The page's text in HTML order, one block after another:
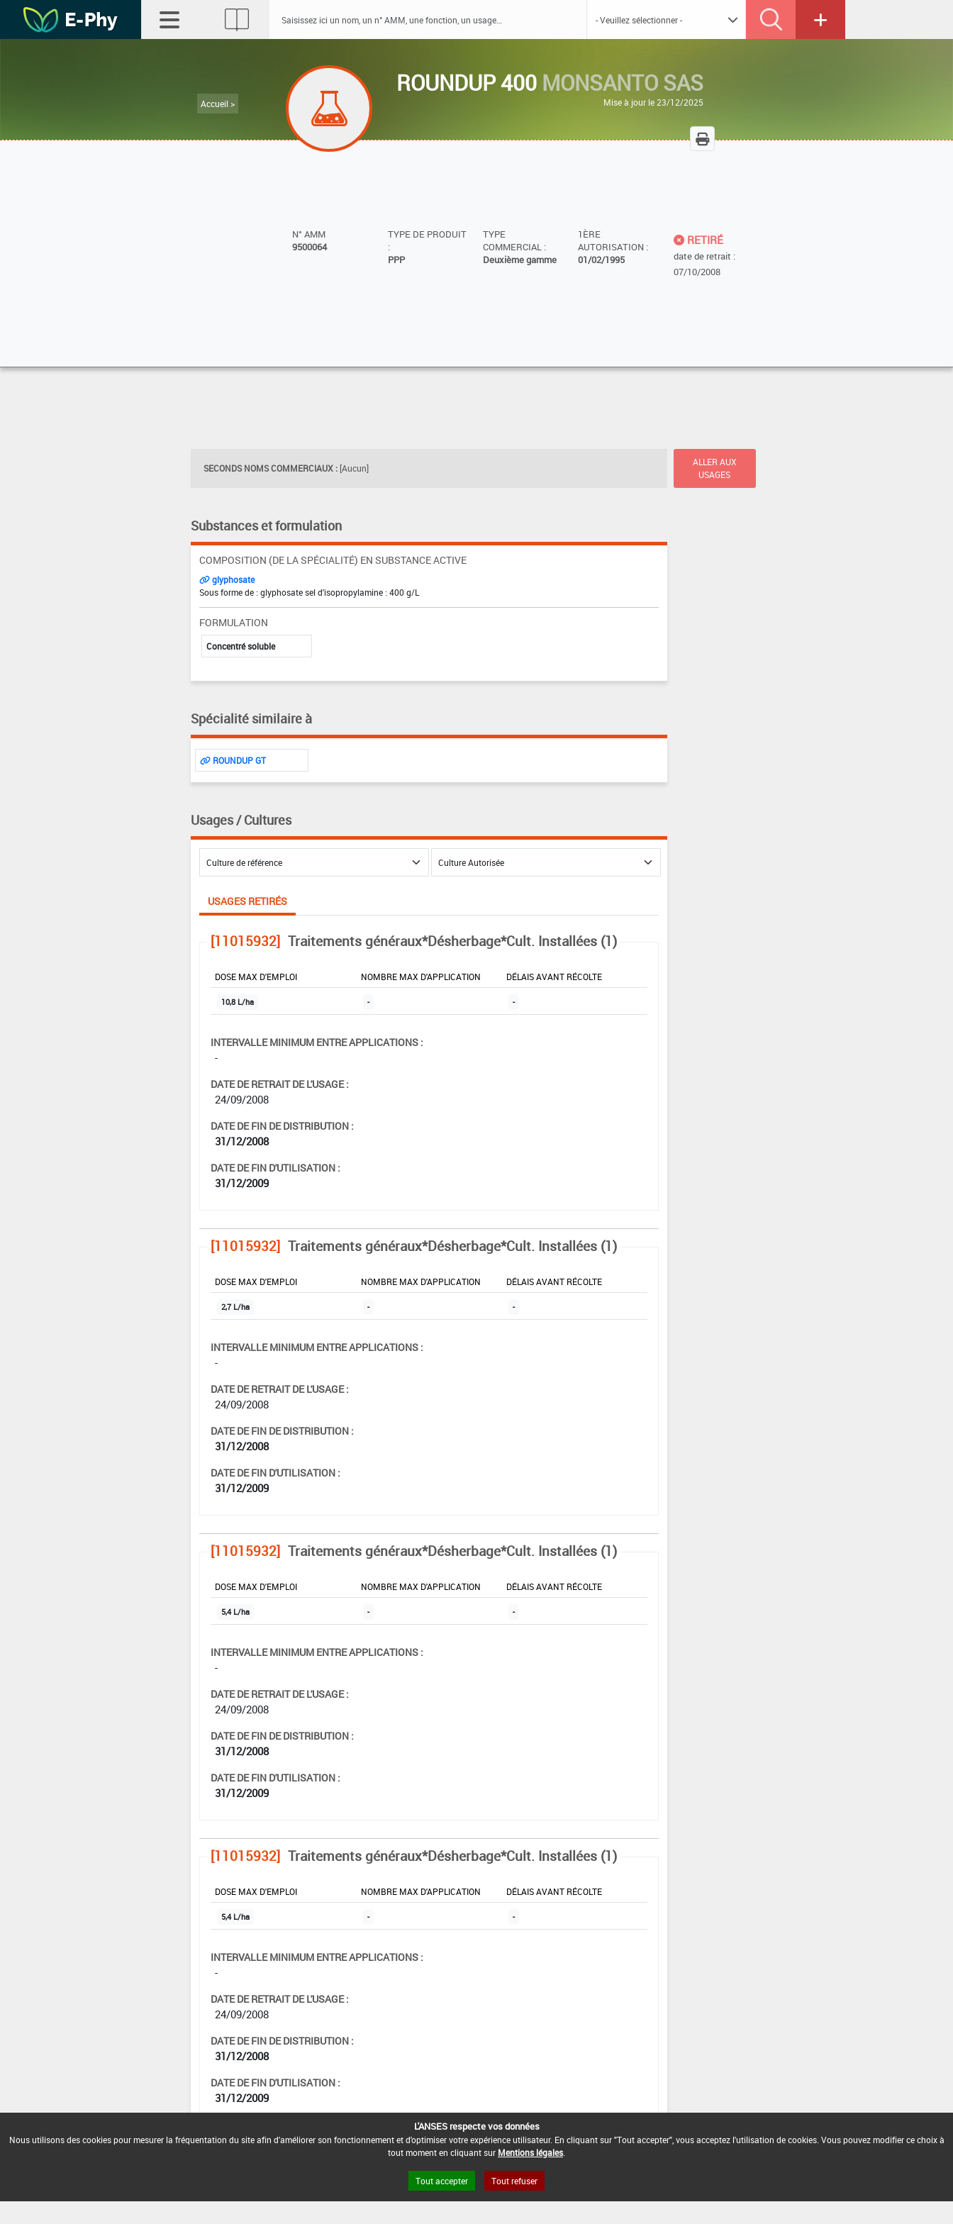
Accueil >
ROUNDUP 400 MONSANTO SAS
Mise à jour le 23/12/2025
N° AMM
9500064
TYPE DE PRODUIT
:
PPP
TYPE
COMMERCIAL :
Deuxième gamme
1ÈRE
AUTORISATION :
01/02/1995
RETIRÉ
date de retrait :
07/10/2008
SECONDS NOMS COMMERCIAUX : [Aucun]
ALLER AUX
USAGES
Substances et formulation
COMPOSITION (DE LA SPÉCIALITÉ) EN SUBSTANCE ACTIVE
glyphosate
Sous forme de : glyphosate sel d'isopropylamine : 400 g/L
FORMULATION
Concentré soluble
Spécialité similaire à
ROUNDUP GT
Usages / Cultures
USAGES RETIRÉS
[11015932] Traitements généraux*Désherbage*Cult. Installées (1)
DOSE MAX D'EMPLOI NOMBRE MAX D'APPLICATION DÉLAIS AVANT RÉCOLTE
10,8 L/ha - -
INTERVALLE MINIMUM ENTRE APPLICATIONS :
-
DATE DE RETRAIT DE L'USAGE :
24/09/2008
DATE DE FIN DE DISTRIBUTION :
31/12/2008
DATE DE FIN D'UTILISATION :
31/12/2009
[11015932] Traitements généraux*Désherbage*Cult. Installées (1)
DOSE MAX D'EMPLOI NOMBRE MAX D'APPLICATION DÉLAIS AVANT RÉCOLTE
2,7 L/ha - -
INTERVALLE MINIMUM ENTRE APPLICATIONS :
-
DATE DE RETRAIT DE L'USAGE :
24/09/2008
DATE DE FIN DE DISTRIBUTION :
31/12/2008
DATE DE FIN D'UTILISATION :
31/12/2009
[11015932] Traitements généraux*Désherbage*Cult. Installées (1)
DOSE MAX D'EMPLOI NOMBRE MAX D'APPLICATION DÉLAIS AVANT RÉCOLTE
5,4 L/ha - -
INTERVALLE MINIMUM ENTRE APPLICATIONS :
-
DATE DE RETRAIT DE L'USAGE :
24/09/2008
DATE DE FIN DE DISTRIBUTION :
31/12/2008
DATE DE FIN D'UTILISATION :
31/12/2009
[11015932] Traitements généraux*Désherbage*Cult. Installées (1)
DOSE MAX D'EMPLOI NOMBRE MAX D'APPLICATION DÉLAIS AVANT RÉCOLTE
5,4 L/ha - -
INTERVALLE MINIMUM ENTRE APPLICATIONS :
-
DATE DE RETRAIT DE L'USAGE :
24/09/2008
DATE DE FIN DE DISTRIBUTION :
31/12/2008
DATE DE FIN D'UTILISATION :
31/12/2009
L'ANSES respecte vos données
Nous utilisons des cookies pour mesurer la fréquentation du site afin d'améliorer son fonctionnement et d'optimiser votre expérience utilisateur. En cliquant sur "Tout accepter", vous acceptez l'utilisation de cookies. Vous pouvez modifier ce choix à
tout moment en cliquant sur Mentions légales
Tout accepter Tout refuser